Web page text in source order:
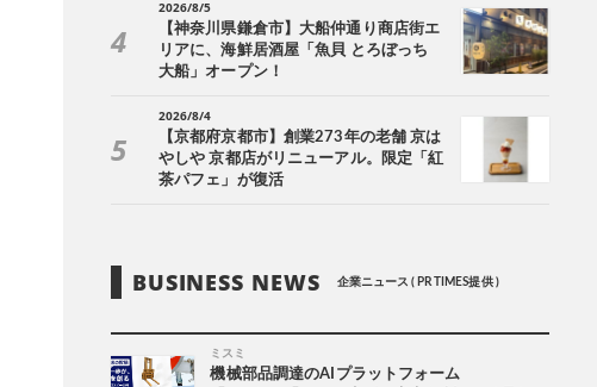
2026/8/5
【神奈川県鎌倉市】大船仲通り商店街エ
リアに、海鮮居酒屋「魚貝 とろぼっち
大船」オープン！
2026/8/4
【京都府京都市】創業273年の老舗 京は
やしや 京都店がリニューアル。限定「紅
茶パフェ」が復活
BUSINESS NEWS 企業ニュース ( PR TIMES提供 )
ミスミ
機械部品調達のAIプラットフォーム